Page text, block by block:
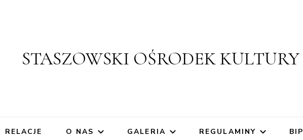
STASZOWSKI OŚRODEK KULTURY
RELACJE O NAS GALERIA REGULAMINY BIP